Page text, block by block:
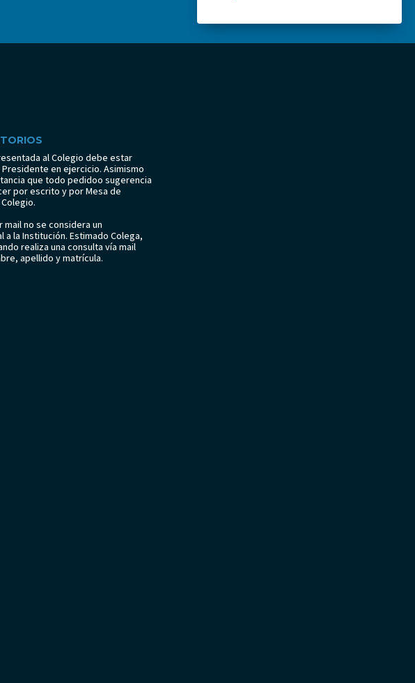
al Colegio debe estar
Presidente en ejercicio. Asimismo
que todo pedidoo sugerencia
por escrito y por Mesa de
mail no se considera un
a la Institución. Estimado Colega,
realiza una consulta vía mail
apellido y matrícula.